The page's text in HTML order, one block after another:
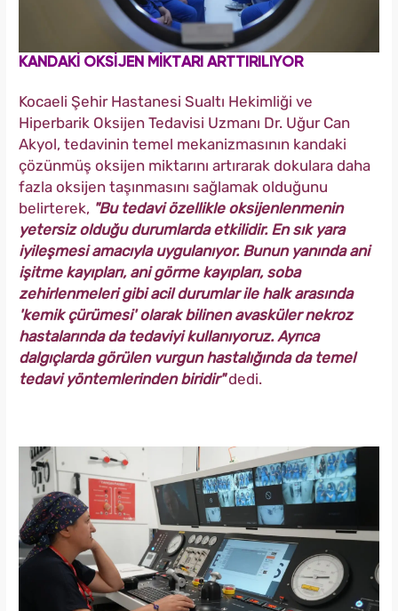
KANDAKİ OKSİJEN MİKTARI ARTTIRILIYOR
Kocaeli Şehir Hastanesi Sualtı Hekimliği ve
Hiperbarik Oksijen Tedavisi Uzmanı Dr. Uğur Can
Akyol, tedavinin temel mekanizmasının kandaki
çözünmüş oksijen miktarını artırarak dokulara daha
fazla oksijen taşınmasını sağlamak olduğunu
belirterek, "Bu tedavi özellikle oksijenlenmenin
yetersiz olduğu durumlarda etkilidir. En sık yara
iyileşmesi amacıyla uygulanıyor. Bunun yanında ani
işitme kayıpları, ani görme kayıpları, soba
zehirlenmeleri gibi acil durumlar ile halk arasında
'kemik çürümesi' olarak bilinen avasküler nekroz
hastalarında da tedaviyi kullanıyoruz. Ayrıca
dalgıçlarda görülen vurgun hastalığında da temel
tedavi yöntemlerinden biridir"dedi.